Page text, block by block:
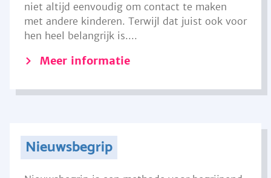
niet altijd eenvoudig om contact te maken
met andere kinderen. Terwijl dat juist ook voor
hen heel belangrijk is....
Meer informatie
Nieuwsbegrip